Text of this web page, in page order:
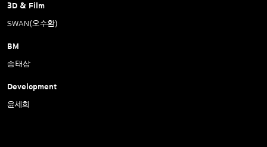
3D & Film
SWAN(오수환)
BM
송태삼
Development
윤세희